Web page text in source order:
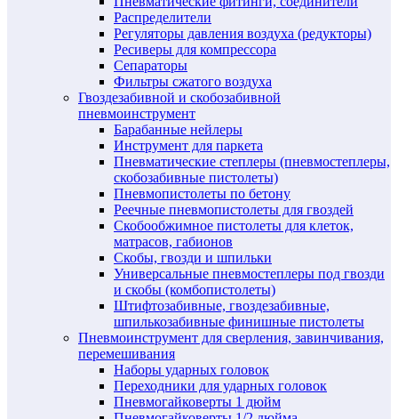
Распределители
Регуляторы давления воздуха (редукторы)
Ресиверы для компрессора
Сепараторы
Фильтры сжатого воздуха
Гвоздезабивной и скобозабивной
пневмоинструмент
Барабанные нейлеры
Инструмент для паркета
Пневматические степлеры (пневмостеплеры,
скобозабивные пистолеты)
Пневмопистолеты по бетону
Реечные пневмопистолеты для гвоздей
Скобообжимное пистолеты для клеток,
матрасов, габионов
Скобы, гвозди и шпильки
Универсальные пневмостеплеры под гвозди
и скобы (комбопистолеты)
Штифтозабивные, гвоздезабивные,
шпилькозабивные финишные пистолеты
Пневмоинструмент для сверления, завинчивания,
перемешивания
Наборы ударных головок
Переходники для ударных головок
Пневмогайковерты 1 дюйм